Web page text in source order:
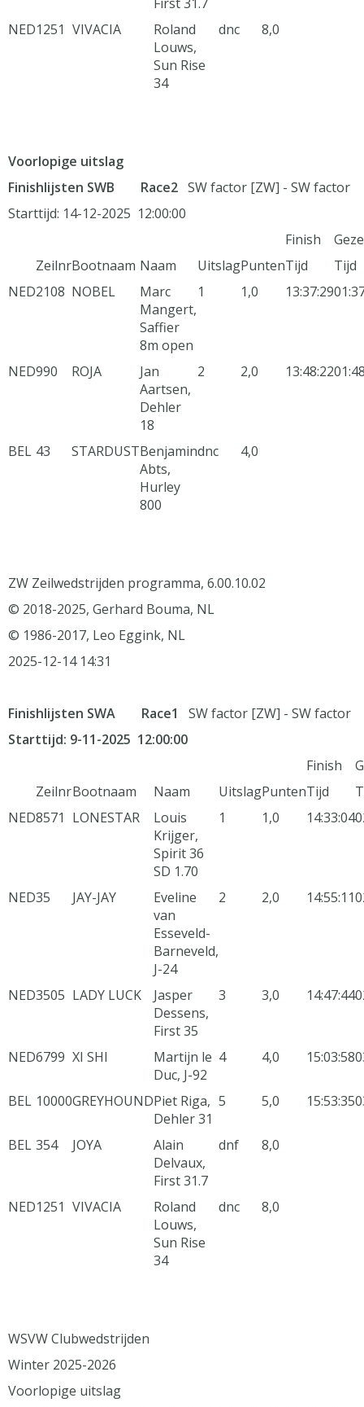
NED1251 VIVACIA
Roland
Louws,
Sun Rise
34
dnc 8,0
Voorlopige uitslag
Finishlijsten SWB Race2 SW factor [ZW] - SW factor
Starttijd: 14-12-2025 12:00:00
Finish
ZeilnrBootnaam Naam UitslagPuntenTijd
Tijd
NED2108 NOBEL
Marc
Mangert,
Saffier
8m open
1 1,0 13:37:29
NED990 ROJA
Jan
Aartsen,
Dehler
18
2 2,0 13:48:22
BEL 43 STARDUSTBenjamin
Abts,
Hurley
800
dnc 4,0
ZW Zeilwedstrijden programma, 6.00.10.02
© 2018-2025, Gerhard Bouma, NL
© 1986-2017, Leo Eggink, NL
2025-12-14 14:31
Finishlijsten SWA Race1
SW factor [ZW] - SW factor
Starttijd: 9-11-2025 12:00:00
Finish
ZeilnrBootnaam Naam UitslagPuntenTijd
NED8571 LONESTAR
Louis
Krijger,
Spirit 36
SD 1.70
1 1,0 14:33:04
NED35 JAY-JAY
Eveline
van
Esseveld-
Barneveld,
J-24
2 2,0 14:55:11
NED3505 LADY LUCK
Jasper
Dessens,
First 35
3 3,0 14:47:44
NED6799 XI SHI
Martijn le
Duc, J-92
4 4,0 15:03:58
BEL 10000GREYHOUNDPiet Riga,
Dehler 31
5 5,0 15:53:35
BEL 354 JOYA
Alain
Delvaux,
First 31.7
dnf 8,0
NED1251 VIVACIA
Roland
Louws,
Sun Rise
34
dnc 8,0
WSVW Clubwedstrijden
Winter 2025-2026
Voorlopige uitslag